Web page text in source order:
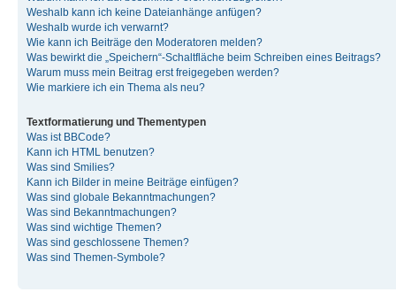
Weshalb kann ich keine Dateianhänge anfügen?
Weshalb wurde ich verwarnt?
Wie kann ich Beiträge den Moderatoren melden?
Was bewirkt die „Speichern“-Schaltfläche beim Schreiben eines Beitrags?
Warum muss mein Beitrag erst freigegeben werden?
Wie markiere ich ein Thema als neu?
Textformatierung und Thementypen
Was ist BBCode?
Kann ich HTML benutzen?
Was sind Smilies?
Kann ich Bilder in meine Beiträge einfügen?
Was sind globale Bekanntmachungen?
Was sind Bekanntmachungen?
Was sind wichtige Themen?
Was sind geschlossene Themen?
Was sind Themen-Symbole?